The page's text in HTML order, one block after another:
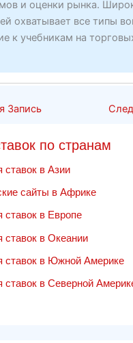
и оценки рынка.
охватывает все типы
к учебникам на
Запись
по странам
в Азии
сайты в Африке
в Европе
в Океании
ставок в Южной Америке
в Северной